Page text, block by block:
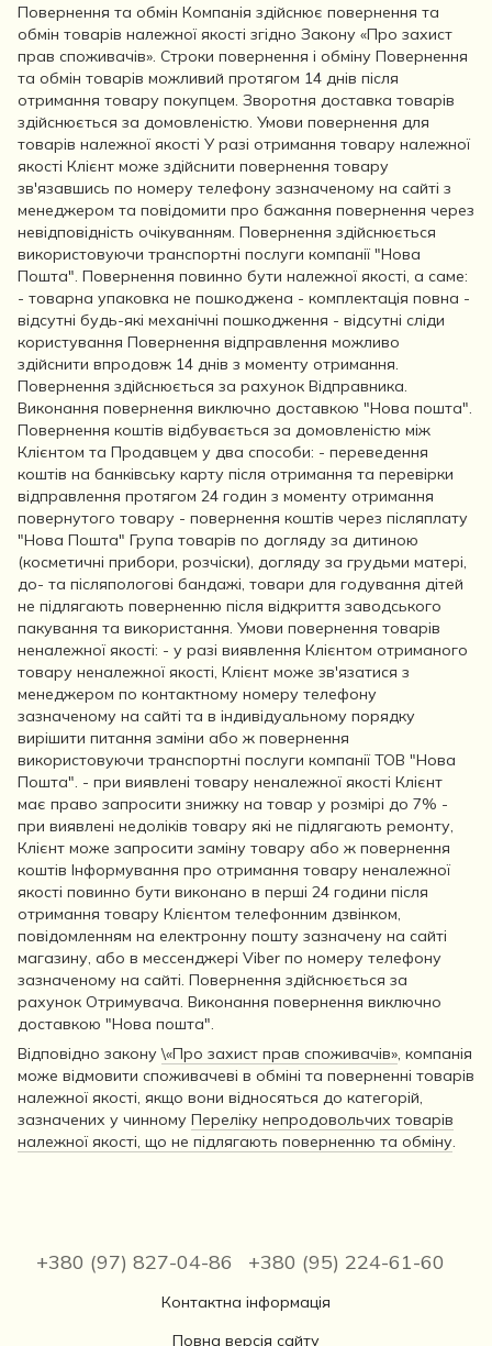
Повернення та обмін Компанія здійснює повернення та
обмін товарів належної якості згідно Закону «Про захист
прав споживачів». Строки повернення і обміну Повернення
та обмін товарів можливий протягом 14 днів після
отримання товару покупцем. Зворотня доставка товарів
здійснюється за домовленістю. Умови повернення для
товарів належної якості У разі отримання товару належної
якості Клієнт може здійснити повернення товару
зв'язавшись по номеру телефону зазначеному на сайті з
менеджером та повідомити про бажання повернення через
невідповідність очікуванням. Повернення здійснюється
використовуючи транспортні послуги компанії "Нова
Пошта". Повернення повинно бути належної якості, а саме:
- товарна упаковка не пошкоджена - комплектація повна -
відсутні будь-які механічні пошкодження - відсутні сліди
користування Повернення відправлення можливо
здійснити впродовж 14 днів з моменту отримання.
Повернення здійснюється за рахунок Відправника.
Виконання повернення виключно доставкою "Нова пошта".
Повернення коштів відбувається за домовленістю між
Клієнтом та Продавцем у два способи: - переведення
коштів на банківську карту після отримання та перевірки
відправлення протягом 24 годин з моменту отримання
повернутого товару - повернення коштів через післяплату
"Нова Пошта" Група товарів по догляду за дитиною
(косметичні прибори, розчіски), догляду за грудьми матері,
до- та післяпологові бандажі, товари для годування дітей
не підлягають поверненню після відкриття заводського
пакування та використання. Умови повернення товарів
неналежної якості: - у разі виявлення Клієнтом отриманого
товару неналежної якості, Клієнт може зв'язатися з
менеджером по контактному номеру телефону
зазначеному на сайті та в індивідуальному порядку
вирішити питання заміни або ж повернення
використовуючи транспортні послуги компанії ТОВ "Нова
Пошта". - при виявлені товару неналежної якості Клієнт
має право запросити знижку на товар у розмірі до 7% -
при виявлені недоліків товару які не підлягають ремонту,
Клієнт може запросити заміну товару або ж повернення
коштів Інформування про отримання товару неналежної
якості повинно бути виконано в перші 24 години після
отримання товару Клієнтом телефонним дзвінком,
повідомленням на електронну пошту зазначену на сайті
магазину, або в мессенджері Viber по номеру телефону
зазначеному на сайті. Повернення здійснюється за
рахунок Отримувача. Виконання повернення виключно
доставкою "Нова пошта".
Відповідно закону\«Про захист прав споживачів» , компанія
може відмовити споживачеві в обміні та поверненні товарів
належної якості, якщо вони відносяться до категорій,
зазначених у чинному Переліку непродовольчих товарів
належної якості, що не підлягають поверненню та обміну
+380 (97) 827-04-86 +380 (95) 224-61-60
Контактна інформація
Повна версія сайту